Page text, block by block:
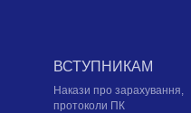
ВСТУПНИКАМ
Накази про зарахування,
протоколи ПК